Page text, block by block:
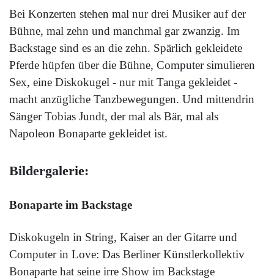
Bei Konzerten stehen mal nur drei Musiker auf der
Bühne, mal zehn und manchmal gar zwanzig. Im
Backstage sind es an die zehn. Spärlich gekleidete
Pferde hüpfen über die Bühne, Computer simulieren
Sex, eine Diskokugel - nur mit Tanga gekleidet -
macht anzügliche Tanzbewegungen. Und mittendrin
Sänger Tobias Jundt, der mal als Bär, mal als
Napoleon Bonaparte gekleidet ist.
Bildergalerie:
Bonaparte im Backstage
Diskokugeln in String, Kaiser an der Gitarre und
Computer in Love: Das Berliner Künstlerkollektiv
Bonaparte hat seine irre Show im Backstage